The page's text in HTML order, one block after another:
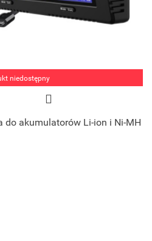
niedostępny
do akumulatorów Li-ion i Ni-MH